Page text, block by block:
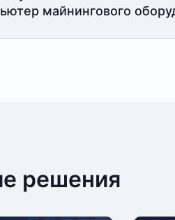
майнингового
решения